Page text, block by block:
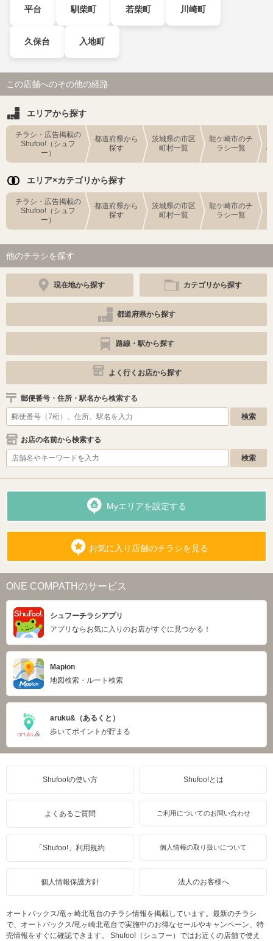
平台 馴柴町 若柴町 川崎町
久保台 入地町
この店舗へのその他の経路
エリアから探す
チラシ・広告掲載の
Shufoo!（シュフ
ー）
都道府県から
探す
茨城県の市区
町村一覧
龍ケ崎市のチ
ラシ一覧
エリア×カテゴリから探す
チラシ・広告掲載の
Shufoo!（シュフ
ー）
都道府県から
探す
茨城県の市区
町村一覧
龍ケ崎市のチ
ラシ一覧
他のチラシを探す
現在地から探す カテゴリから探す
都道府県から探す
路線・駅から探す
よく行くお店から探す
郵便番号・住所・駅名から検索する
お店の名前から検索する
Myエリアを設定する
お気に入り店舗のチラシを見る
ONE COMPATHのサービス
シュフーチラシアプリ
アプリならお気に入りのお店がすぐに見つかる！
Mapion
地図検索・ルート検索
aruku&（あるくと）
歩いてポイントが貯まる
Shufoo!の使い方 Shufoo!とは
よくあるご質問 ご利用についてのお問い合わせ
「Shufoo!」利用規約 個人情報の取り扱いについて
個人情報保護方針 法人のお客様へ
オートバックス/竜ヶ崎北竜台のチラシ情報を掲載しています。最新のチラシ
で、オートバックス/竜ヶ崎北竜台で実施中のお得なセールやキャンペーン、特
売情報をすぐに確認できます。 Shufoo!（シュフー）ではお近くの店舗で使え